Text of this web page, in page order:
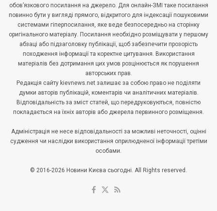
обов’язкового посилання на джерело. Для онлайн-ЗМІ таке посилання
повинно бути у вигляді прямого, відкритого для індексації пошуковими
системами гіперпосилання, яке веде безпосередньо на сторінку
оригінального матеріалу. Посилання необхідно розміщувати у першому
абзаці або підзаголовку публікації, щоб забезпечити прозорість
походження інформації та коректне цитування. Використання
матеріалів без дотримання цих умов розцінюється як порушення
авторських прав.
Редакція сайту kievnews.net залишає за собою право не поділяти
думки авторів публікацій, коментарів чи аналітичних матеріалів.
Відповідальність за зміст статей, що передруковуються, повністю
покладається на їхніх авторів або джерела первинного розміщення.
Адміністрація не несе відповідальності за можливі неточності, оцінні
судження чи наслідки використання оприлюдненої інформації третіми
особами.
© 2016-2026 Новини Києва сьогодні. All Rights reserved.